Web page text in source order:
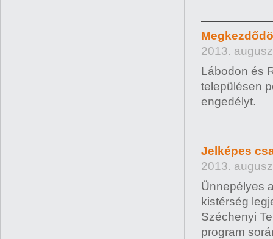
2013.
Lábodon és
településen
engedélyt.
Jelképes
2013.
Ünnepélyes
kistérség
Széchenyi
program